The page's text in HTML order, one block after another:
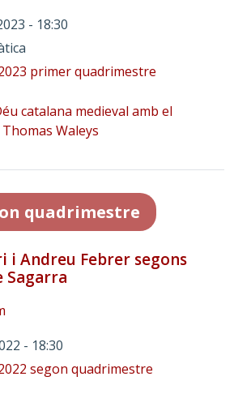
- 18:30
primer quadrimestre
catalana medieval amb el
Waleys
quadrimestre
i Andreu Febrer segons
Sagarra
- 18:30
segon quadrimestre